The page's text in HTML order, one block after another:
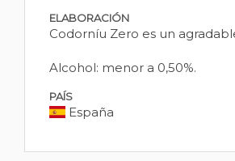
ELABORACIÓN
Codorníu Zero es un
Alcohol: menor a 0,50%.
PAÍS
España